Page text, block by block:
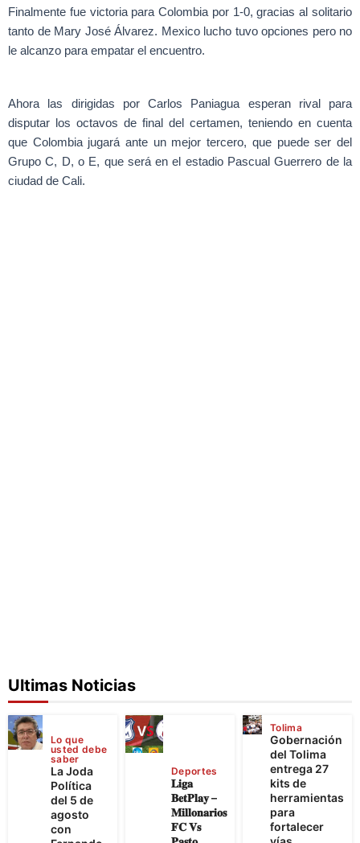
Finalmente fue victoria para Colombia por 1-0, gracias al solitario
tanto de Mary José Álvarez. Mexico lucho tuvo opciones pero no
le alcanzo para empatar el encuentro.
Ahora las dirigidas por Carlos Paniagua esperan rival para
disputar los octavos de final del certamen, teniendo en cuenta
que Colombia jugará ante un mejor tercero, que puede ser del
Grupo C, D, o E, que será en el estadio Pascual Guerrero de la
ciudad de Cali.
Ultimas Noticias
Lo que
usted debe
saber
La Joda
Política
del 5 de
agosto
con
Deportes
𝐋𝐢𝐠𝐚
𝐁𝐞𝐭𝐏𝐥𝐚𝐲 –
𝐌𝐢𝐥𝐥𝐨𝐧𝐚𝐫𝐢𝐨𝐬
𝐅𝐂 𝐕𝐬
Tolima
Gobernación
del Tolima
entrega 27
kits de
herramientas
para
fortalecer